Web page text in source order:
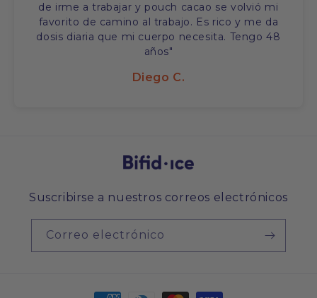
de irme a trabajar y pouch cacao se volvió mi
favorito de camino al trabajo. Es rico y me da
dosis diaria que mi cuerpo necesita. Tengo 48
años"
Diego C.
Suscribirse a nuestros correos electrónicos
Correo electrónico
Formas